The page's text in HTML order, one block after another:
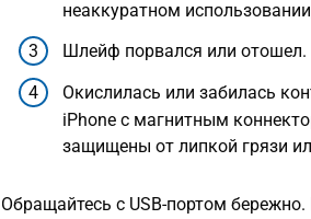
неаккуратном
Шлейф порвался или отошел.
Окислилась или забилась
iPhone с магнитным
защищены от липкой грязи
Обращайтесь с USB-портом